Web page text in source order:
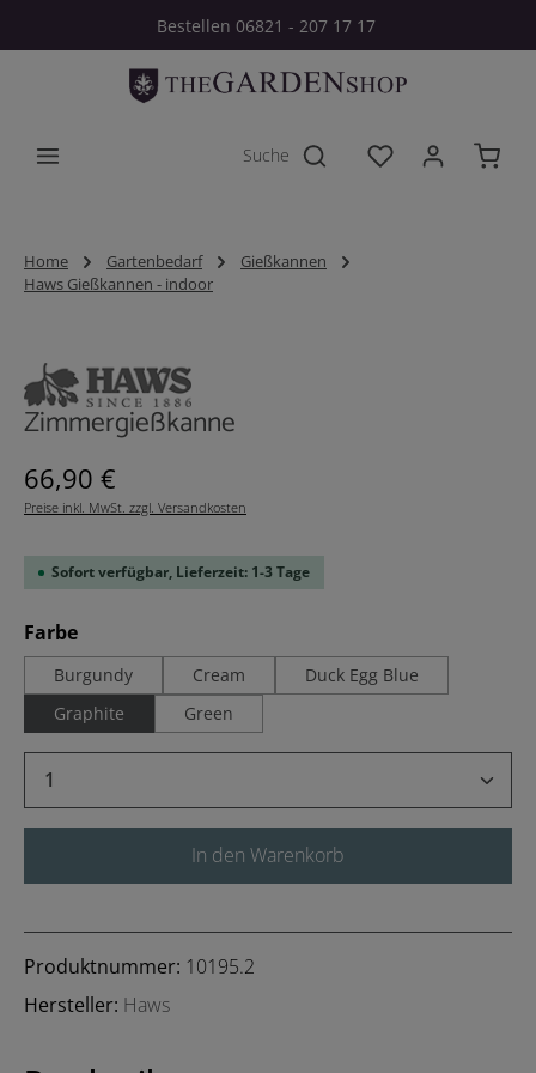
Zum Hauptinhalt springenBestellen 06821 - 207 17 17
Du hast 0
Home Gartenbedarf
Gießkannen
Haws Gießkannen - indoor
Zimmergießkanne
Regulärer Preis:
66,90 €
Preise inkl. MwSt. zzgl. Versandkosten
Sofort verfügbar, Lieferzeit: 1-3 Tage
Farbeauswählen
Burgundy Cream
Duck Egg Blue
Graphite
Green
Produkt Anzahl: Gib den gewünschten
In den Warenkorb
Produktnummer: 10195.2
Hersteller: Haws